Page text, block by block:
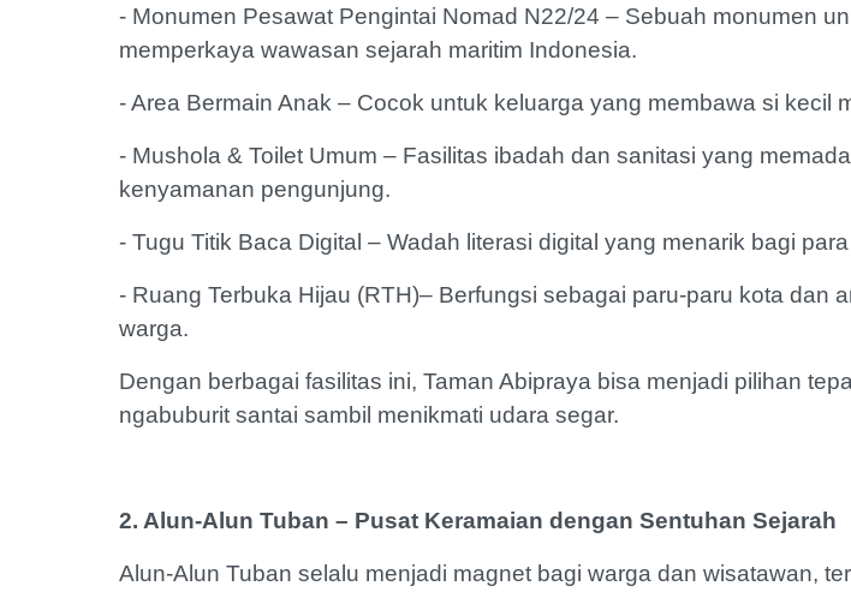
- Monumen Pesawat Pengintai Nomad N22/24 – Sebuah monumen
memperkaya wawasan sejarah maritim Indonesia.
- Area Bermain Anak – Cocok untuk keluarga yang membawa si kecil
- Mushola & Toilet Umum – Fasilitas ibadah dan sanitasi yang
kenyamanan pengunjung.
- Tugu Titik Baca Digital – Wadah literasi digital yang menarik bagi
- Ruang Terbuka Hijau (RTH)– Berfungsi sebagai paru-paru kota dan
warga.
Dengan berbagai fasilitas ini, Taman Abipraya bisa menjadi pilihan
ngabuburit santai sambil menikmati udara segar.
2. Alun-Alun Tuban – Pusat Keramaian dengan Sentuhan Sejarah
Alun-Alun Tuban selalu menjadi magnet bagi warga dan wisatawan,